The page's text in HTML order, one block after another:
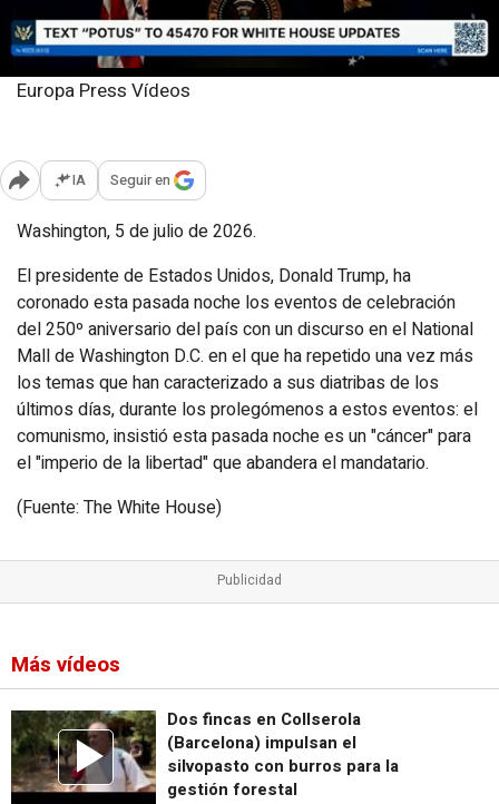
Europa Press Vídeos
Abrir opciones para compartir
IA Seguir en
Washington, 5 de julio de 2026.
El presidente de Estados Unidos, Donald Trump, ha
coronado esta pasada noche los eventos de celebración
del 250º aniversario del país con un discurso en el National
Mall de Washington D.C. en el que ha repetido una vez más
los temas que han caracterizado a sus diatribas de los
últimos días, durante los prolegómenos a estos eventos: el
comunismo, insistió esta pasada noche es un "cáncer" para
el "imperio de la libertad" que abandera el mandatario.
(Fuente: The White House)
Más vídeos
Dos fincas en Collserola
(Barcelona) impulsan el
silvopasto con burros para la
gestión forestal